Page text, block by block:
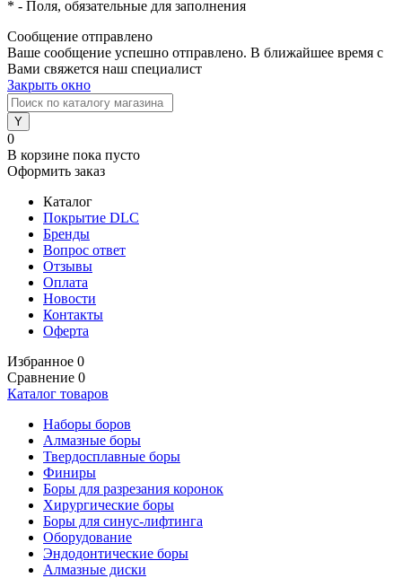
* - Поля, обязательные для заполнения
Сообщение отправлено
Ваше сообщение успешно отправлено. В ближайшее время с
Вами свяжется наш специалист
Закрыть окно
0
В корзине пока пусто
Оформить заказ
Каталог
Покрытие DLC
Бренды
Вопрос ответ
Отзывы
Оплата
Новости
Контакты
Оферта
Избранное 0
Сравнение 0
Каталог товаров
Наборы боров
Алмазные боры
Твердосплавные боры
Финиры
Боры для разрезания коронок
Хирургические боры
Боры для синус-лифтинга
Оборудование
Эндодонтические боры
Алмазные диски